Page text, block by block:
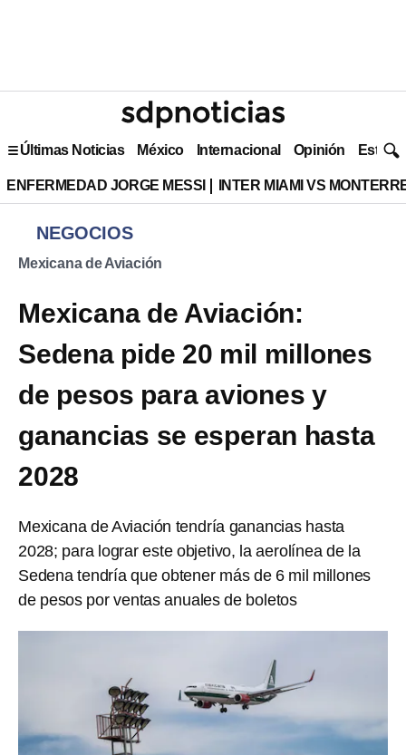
Últimas Noticias México Internacional Opinión Estilo
ENFERMEDAD JORGE MESSI INTER MIAMI VS
NEGOCIOS
Mexicana de Aviación
Mexicana de Aviación:
Sedena pide 20 mil millones
de pesos para aviones y
ganancias se esperan hasta
2028
Mexicana de Aviación tendría ganancias hasta
2028; para lograr este objetivo, la aerolínea de la
Sedena tendría que obtener más de 6 mil millones
de pesos por ventas anuales de boletos